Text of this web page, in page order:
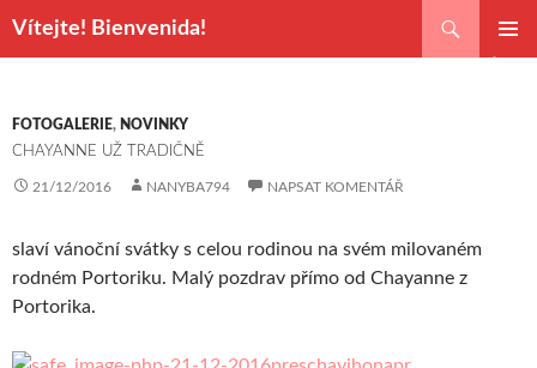
Vítejte! Bienvenida!
WEBU
FOTOGALERIE, NOVINKY
CHAYANNE UŽ TRADIČNĚ
21/12/2016 NANYBA794 NAPSAT KOMENTÁŘ
slaví vánoční svátky s celou rodinou na svém milovaném
rodném Portoriku. Malý pozdrav přímo od Chayanne z
Portorika.